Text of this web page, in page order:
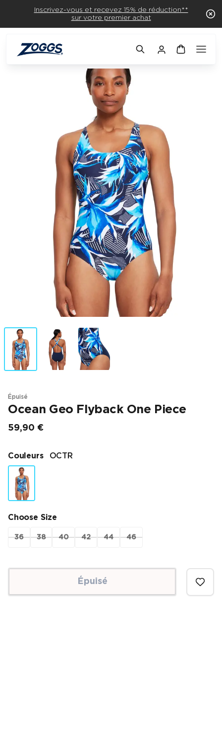
Inscrivez-vous et recevez 15% de réduction**
sur votre premier achat
Épuisé
Ocean Geo Flyback One Piece
59,90 €
Prix final
Couleurs OCTR
Choose Size
36 38 40 42 44 46
Épuisé